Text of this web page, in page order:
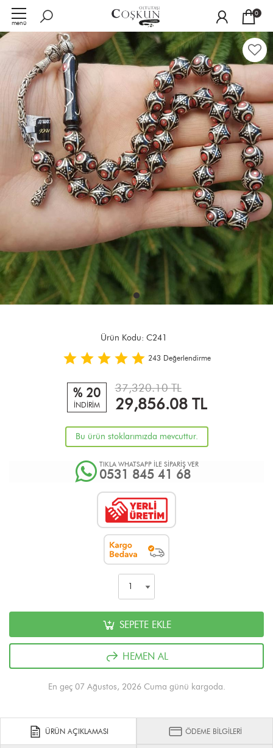
menü
0
Ürün Kodu: C241
243 Değerlendirme
% 20
İNDİRİM
37,320.10 TL
29,856.08TL
Bu ürün stoklarımızda mevcuttur.
TIKLA WHATSAPP İLE SİPARİŞ VER
0531 845 41 68
SEPETE EKLE
HEMEN AL
En geç 07 Ağustos, 2026 Cuma günü kargoda.
ÜRÜN AÇIKLAMASI ÖDEME BİLGİLERİ